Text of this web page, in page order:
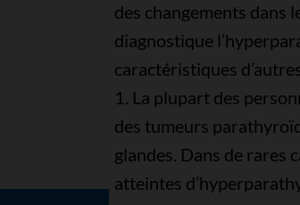
des changements dans
diagnostique
caractéristiques
1. La plupart des
des tumeurs
glandes. Dans de rares
atteintes